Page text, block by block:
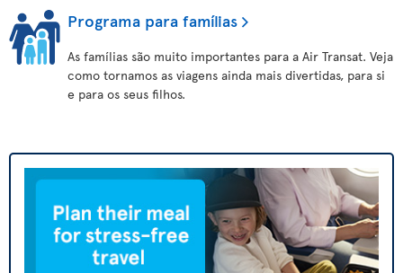
Programa para famílias
As famílias são muito importantes para a Air Transat. Veja
como tornamos as viagens ainda mais divertidas, para si
e para os seus filhos.